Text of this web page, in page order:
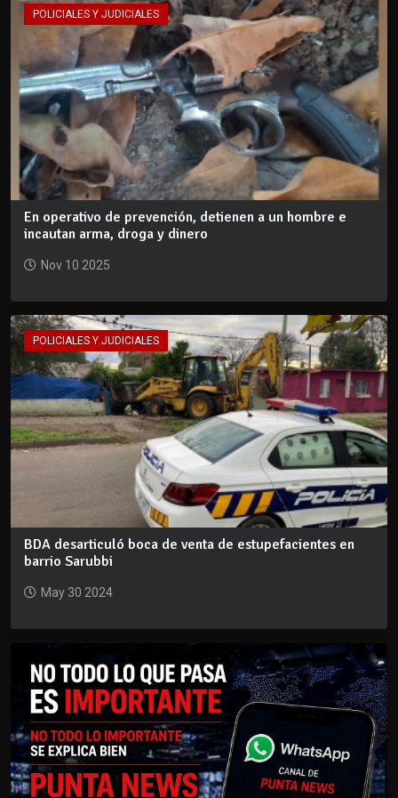
POLICIALES Y JUDICIALES
En operativo de prevención, detienen a un hombre e
incautan arma, droga y dinero
Nov 10 2025
POLICIALES Y JUDICIALES
BDA desarticuló boca de venta de estupefacientes en
barrio Sarubbi
May 30 2024